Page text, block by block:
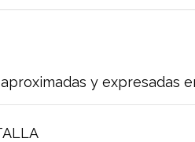
y expresadas